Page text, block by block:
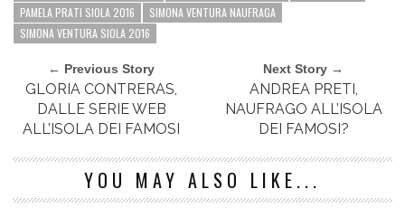
PAMELA PRATI SIOLA 2016
SIMONA VENTURA NAUFRAGA
SIMONA VENTURA SIOLA 2016
← Previous Story
GLORIA CONTRERAS,
DALLE SERIE WEB
ALL’ISOLA DEI FAMOSI
Next Story →
ANDREA PRETI,
NAUFRAGO ALL’ISOLA
DEI FAMOSI?
YOU MAY ALSO LIKE...